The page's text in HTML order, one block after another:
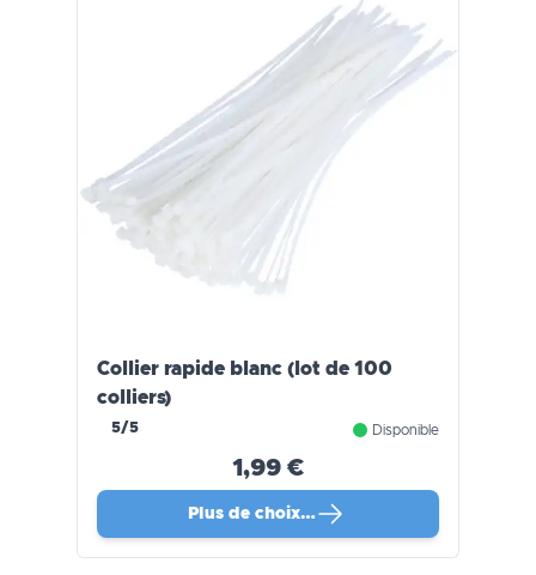
Collier rapide blanc (lot de 100
colliers)
5/5 Disponible
1,99 €
Plus de choix…